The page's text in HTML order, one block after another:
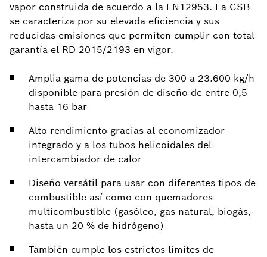
vapor construida de acuerdo a la EN12953. La CSB
se caracteriza por su elevada eficiencia y sus
reducidas emisiones que permiten cumplir con total
garantía el RD 2015/2193 en vigor.
Amplia gama de potencias de 300 a 23.600 kg/h
disponible para presión de diseño de entre 0,5
hasta 16 bar
Alto rendimiento gracias al economizador
integrado y a los tubos helicoidales del
intercambiador de calor
Diseño versátil para usar con diferentes tipos de
combustible así como con quemadores
multicombustible (gasóleo, gas natural, biogás,
hasta un 20 % de hidrógeno)
También cumple los estrictos límites de